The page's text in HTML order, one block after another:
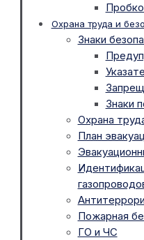
Охрана труда и
Знаки
Знаки
Охрана
План
Пожарная
ГО и ЧС